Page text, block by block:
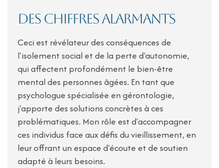
Des chiffres alarmants
Ceci est révélateur des conséquences de
l'isolement social et de la perte d'autonomie,
qui affectent profondément le bien-être
mental des personnes âgées. En tant que
psychologue spécialisée en gérontologie,
j'apporte des solutions concrètes à ces
problématiques. Mon rôle est d'accompagner
ces individus face aux défis du vieillissement, en
leur offrant un espace d'écoute et de soutien
adapté à leurs besoins.